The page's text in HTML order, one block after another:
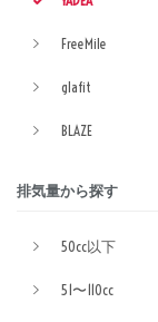
FreeMile
glafit
BLAZE
排気量から探す
50cc以下
51〜110cc